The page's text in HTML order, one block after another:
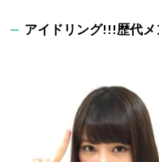
アイドリング!!!歴代